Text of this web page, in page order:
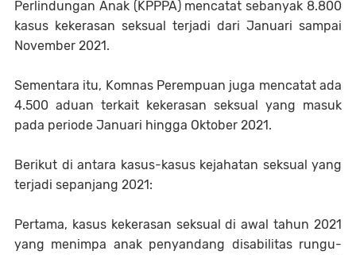
Perlindungan Anak (KPPPA) mencatat sebanyak 8.800
kasus kekerasan seksual terjadi dari Januari sampai
November 2021.
Sementara itu, Komnas Perempuan juga mencatat ada
4.500 aduan terkait kekerasan seksual yang masuk
pada periode Januari hingga Oktober 2021.
Berikut di antara kasus-kasus kejahatan seksual yang
terjadi sepanjang 2021:
Pertama, kasus kekerasan seksual di awal tahun 2021
yang menimpa anak penyandang disabilitas rungu-